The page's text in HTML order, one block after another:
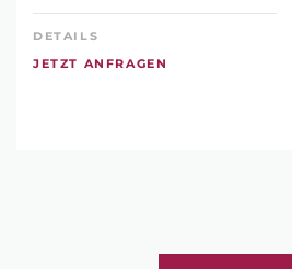
DETAILS
JETZT ANFRAGEN